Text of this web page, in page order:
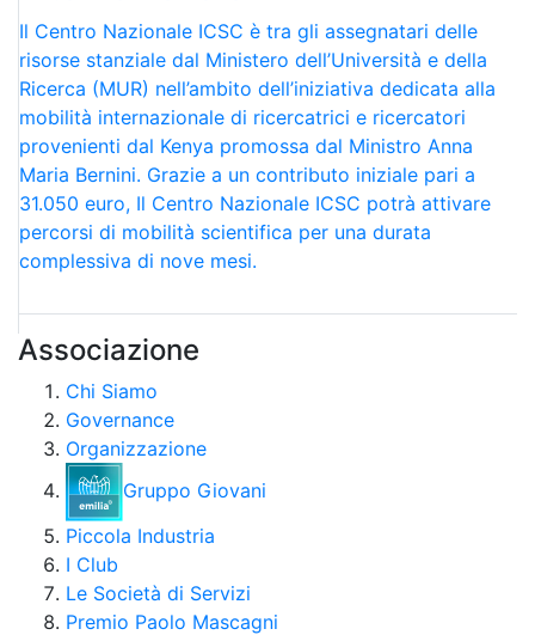
Il Centro Nazionale ICSC è tra gli assegnatari delle
risorse stanziale dal Ministero dell’Università e della
Ricerca (MUR) nell’ambito dell’iniziativa dedicata alla
mobilità internazionale di ricercatrici e ricercatori
provenienti dal Kenya promossa dal Ministro Anna
Maria Bernini. Grazie a un contributo iniziale pari a
31.050 euro, Il Centro Nazionale ICSC potrà attivare
percorsi di mobilità scientifica per una durata
complessiva di nove mesi.
Associazione
Chi Siamo
Governance
Organizzazione
Gruppo Giovani
Piccola Industria
I Club
Le Società di Servizi
Premio Paolo Mascagni